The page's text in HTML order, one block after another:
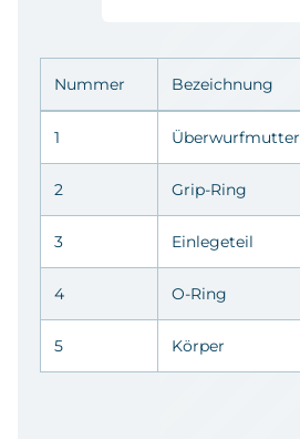
Nummer Bezeichnung
1 Überwurfmutter
2 Grip-Ring
3 Einlegeteil
4 O-Ring
5 Körper